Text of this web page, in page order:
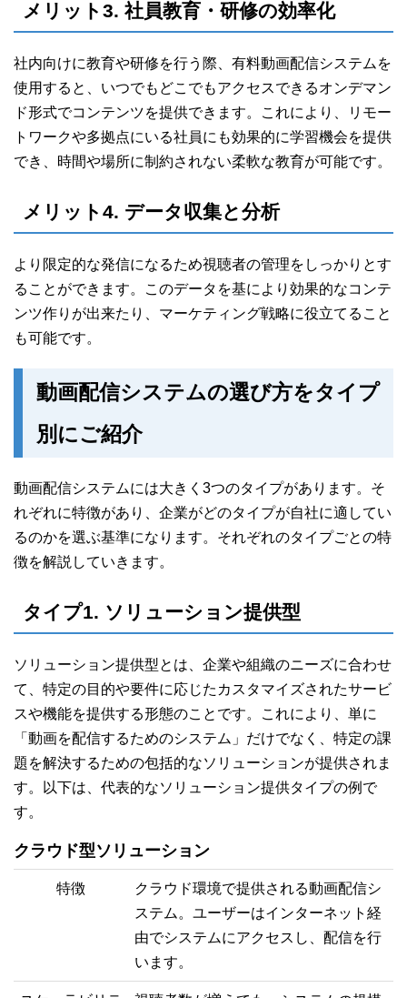
メリット3. 社員教育・研修の効率化
社内向けに教育や研修を行う際、有料動画配信システムを
使用すると、いつでもどこでもアクセスできるオンデマン
ド形式でコンテンツを提供できます。これにより、リモー
トワークや多拠点にいる社員にも効果的に学習機会を提供
でき、時間や場所に制約されない柔軟な教育が可能です。
メリット4. データ収集と分析
より限定的な発信になるため視聴者の管理をしっかりとす
ることができます。このデータを基により効果的なコンテ
ンツ作りが出来たり、マーケティング戦略に役立てること
も可能です。
動画配信システムの選び方をタイプ
別にご紹介
動画配信システムには大きく3つのタイプがあります。そ
れぞれに特徴があり、企業がどのタイプが自社に適してい
るのかを選ぶ基準になります。それぞれのタイプごとの特
徴を解説していきます。
タイプ1. ソリューション提供型
ソリューション提供型とは、企業や組織のニーズに合わせ
て、特定の目的や要件に応じたカスタマイズされたサービ
スや機能を提供する形態のことです。これにより、単に
「動画を配信するためのシステム」だけでなく、特定の課
題を解決するための包括的なソリューションが提供されま
す。以下は、代表的なソリューション提供タイプの例で
す。
クラウド型ソリューション
特徴
クラウド環境で提供される動画配信シ
ステム。ユーザーはインターネット経
由でシステムにアクセスし、配信を行
います。